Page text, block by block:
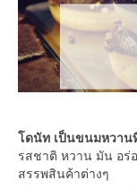
โดนัท เป็นขนมหวาน
รสชาติ หวาน มัน อร่
สรรพสินค้าต่างๆ